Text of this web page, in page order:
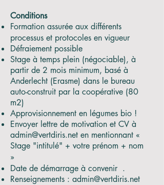
Conditions
Formation assurée aux différents
processus et protocoles en vigueur
Défraiement possible
Stage à temps plein (négociable), à
partir de 2 mois minimum, basé à
Anderlecht (Erasme) dans le bureau
auto-construit par la coopérative (80
m2)
Approvisionnement en légumes bio !
Envoyer lettre de motivation et CV à
admin@vertdiris.net en mentionnant «
Stage "intitulé" + votre prénom + nom
»
Date de démarrage à convenir .
Renseignements : admin@vertdiris.net